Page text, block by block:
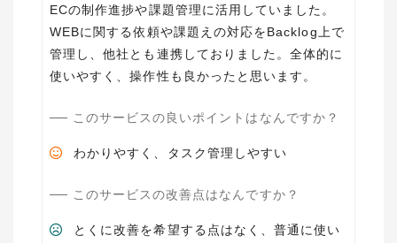
ECの制作進捗や課題管理に活用していました。
WEBに関する依頼や課題えの対応をBacklog上で
管理し、他社とも連携しておりました。全体的に
使いやすく、操作性も良かったと思います。
このサービスの良いポイントはなんですか？
わかりやすく、タスク管理しやすい
このサービスの改善点はなんですか？
とくに改善を希望する点はなく、普通に使い